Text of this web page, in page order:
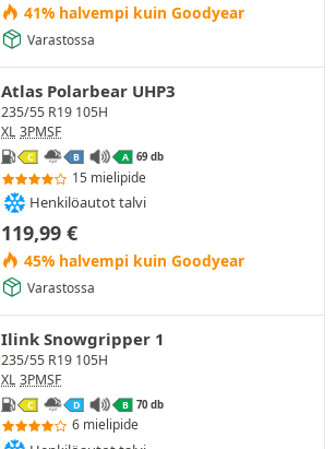
41% halvempi kuin Goodyear
Varastossa
Atlas Polarbear UHP3
235/55 R19 105H
XL 3PMSF
C B A 69 db
15 mielipide
Henkilöautot talvi
119,99 €
45% halvempi kuin Goodyear
Varastossa
Ilink Snowgripper 1
235/55 R19 105H
XL 3PMSF
C D B 70 db
6 mielipide